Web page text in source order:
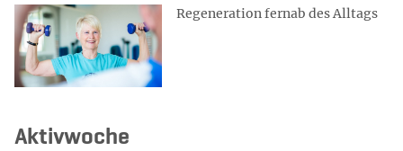
Regeneration fernab des Alltags
Aktivwoche